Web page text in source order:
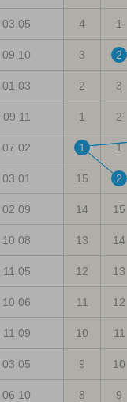
03 05 4 1
09 10 3 2
01 03 2 3
09 11 1 2
07 02 1 1
03 01 15 2
02 09 14 15
10 08 13 14
11 05 12 13
10 06 11 12
11 09 10 11
03 05 9 10
06 10 8 9